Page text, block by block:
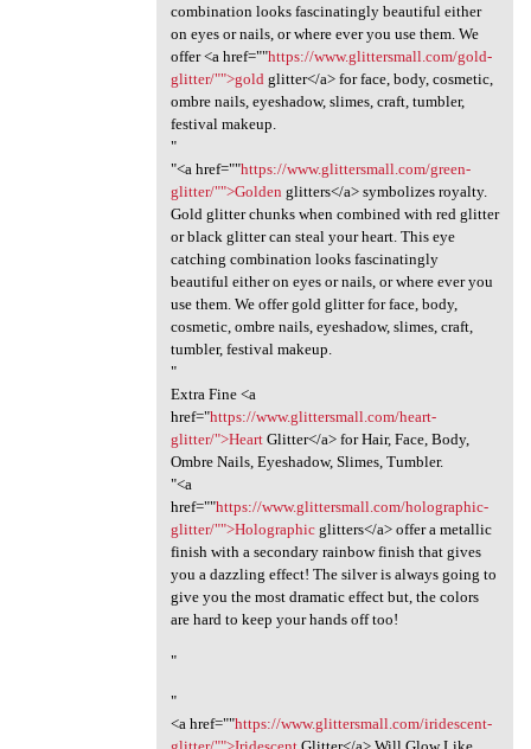
combination looks fascinatingly beautiful either
on eyes or nails, or where ever you use them. We
offer <a href=""https://www.glittersmall.com/gold-
glitter/"">gold glitter</a> for face, body, cosmetic,
ombre nails, eyeshadow, slimes, craft, tumbler,
festival makeup.
"
"<a href=""https://www.glittersmall.com/green-
glitter/"">Golden glitters</a> symbolizes royalty.
Gold glitter chunks when combined with red glitter
or black glitter can steal your heart. This eye
catching combination looks fascinatingly
beautiful either on eyes or nails, or where ever you
use them. We offer gold glitter for face, body,
cosmetic, ombre nails, eyeshadow, slimes, craft,
tumbler, festival makeup.
"
Extra Fine <a
href="https://www.glittersmall.com/heart-
glitter/">HeartGlitter</a> for Hair, Face, Body,
Ombre Nails, Eyeshadow, Slimes, Tumbler.
"<a
href=""https://www.glittersmall.com/holographic-
glitter/"">Holographicglitters</a> offer a metallic
finish with a secondary rainbow finish that gives
you a dazzling effect! The silver is always going to
give you the most dramatic effect but, the colors
are hard to keep your hands off too!
"
"
<a href=""https://www.glittersmall.com/iridescent-